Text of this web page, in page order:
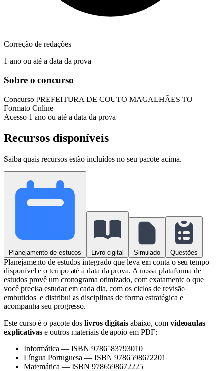
Correção de redações
1 ano ou até a data da prova
Sobre o concurso
Concurso PREFEITURA DE COUTO MAGALHÃES TO
Formato Online
Acesso 1 ano ou até a data da prova
Recursos disponíveis
Saiba quais recursos estão incluídos no seu pacote acima.
Planejamento de estudos Livro digital Simulado Questões
Planejamento de estudos integrado que leva em conta o seu tempo
disponível e o tempo até a data da prova. A nossa plataforma de
estudos provê um cronograma otimizado, com exatamente o que
você precisa estudar em cada dia, com os ciclos de revisão
embutidos, e distribui as disciplinas de forma estratégica e
acompanha seu progresso.
Este curso é o pacote dos livros digitais abaixo, com videoaulas
explicativas e outros materiais de apoio em PDF:
Informática — ISBN 9786583793010
Língua Portuguesa — ISBN 9786598672201
Matemática — ISBN 9786598672225